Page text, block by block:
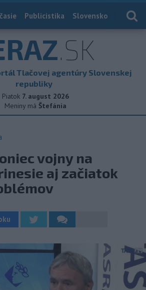
Publicistika Slovensko
.SK
Tlačovej agentúry Slovenskej
republiky
Piatok 7. august 2026
Meniny má Štefánia
vojny na
aj začiatok